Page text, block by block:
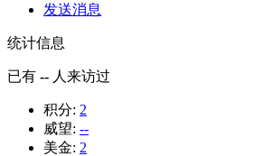
发送消息
统计信息
已有 -- 人来访过
积分: 2
威望: --
美金: 2